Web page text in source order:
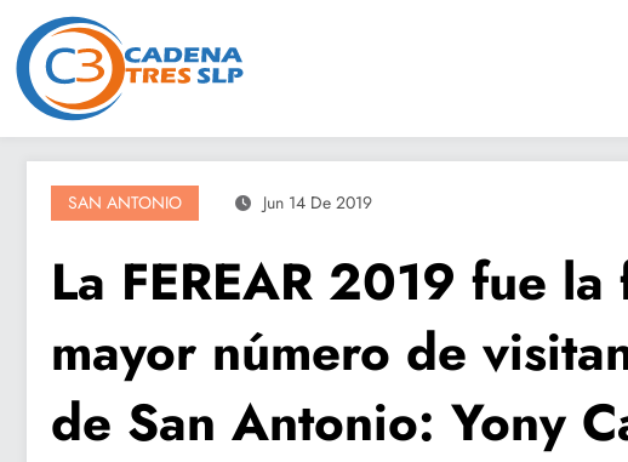
contenido
SAN ANTONIO Jun 14 De 2019
La FEREAR 2019 fue
mayor número de
de San Antonio: Yony